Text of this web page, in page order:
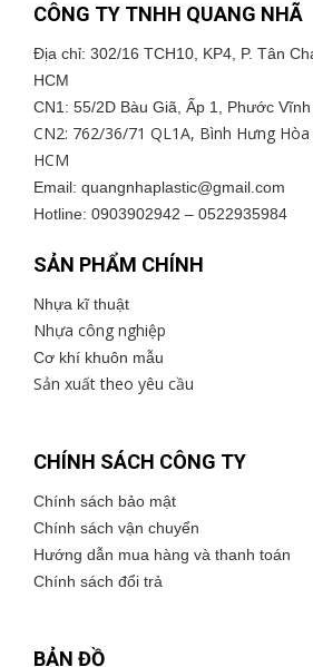
CÔNG TY TNHH QUANG NHÃ
Địa chỉ: 302/16 TCH10, KP4, P. Tân
HCM
CN1: 55/2D Bàu Giã, Ấp 1, Phước
CN2: 762/36/71 QL1A, Bình Hưng
HCM
Email: quangnhaplastic@gmail.com
Hotline: 0903902942 – 0522935984
SẢN PHẨM CHÍNH
Nhựa kĩ thuật
Nhựa công nghiệp
Cơ khí khuôn mẫu
Sản xuất theo yêu cầu
CHÍNH SÁCH CÔNG TY
Chính sách bảo mật
Chính sách vận chuyển
Hướng dẫn mua hàng và thanh toán
Chính sách đổi trả
BẢN ĐỒ